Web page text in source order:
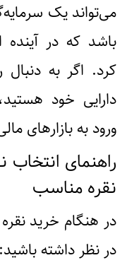
می‌تواند یک
باشد که در
کرد. اگر به
دارایی خود
ورود به بازارهای
راهنمای
نقره مناسب
در هنگام خرید
در نظر داشته باشید: